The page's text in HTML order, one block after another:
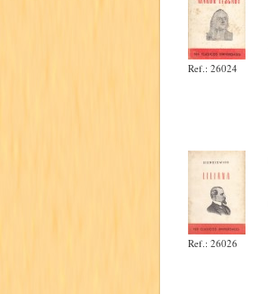
Ref.: 26024
Ref.: 26026